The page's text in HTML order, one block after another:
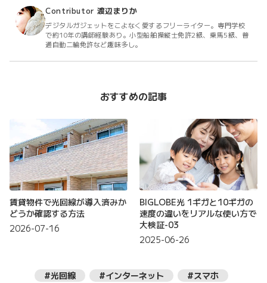
Contributor 渡辺まりか
デジタルガジェットをこよなく愛するフリーライター。専門学校
で約10年の講師経験あり。小型船舶操縦士免許2級、乗馬5級、普
通自動二輪免許など趣味多し。
おすすめの記事
賃貸物件で光回線が導入済みか
どうか確認する方法
2026-07-16
BIGLOBE光 1ギガと10ギガの
速度の違いをリアルな使い方で
大検証-03
2025-06-26
#光回線 #インターネット #スマホ